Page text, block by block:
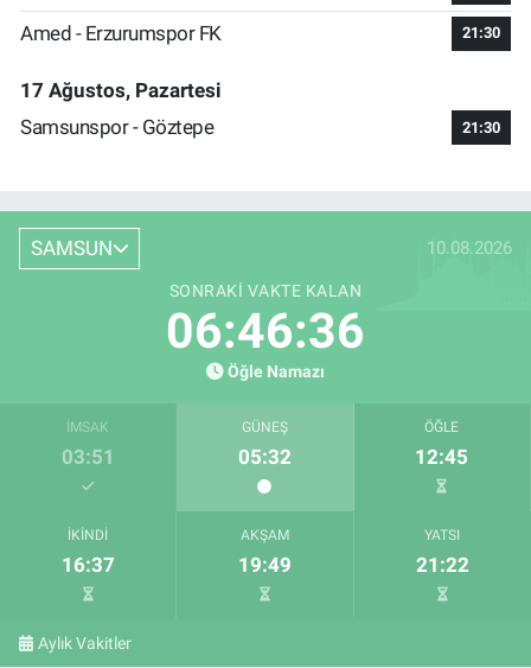
Amed - Erzurumspor FK 21:30
17 Ağustos, Pazartesi
Samsunspor - Göztepe
21:30
SAMSUN 10.08.2026
SONRAKI VAKTE KALAN
06:46:35
Öğle Namazı
İMSAK
03:51
GÜNEŞ
05:32
ÖĞLE
12:45
İKINDI
16:37
AKŞAM
19:49
YATSI
21:22
Aylık Vakitler